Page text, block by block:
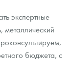
экспертные
металлический
бюджета, с